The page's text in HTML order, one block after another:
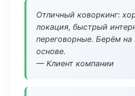
Отличный коворкинг:
локация, быстрый
переговорные. Берём на
основе.
— Клиент компании